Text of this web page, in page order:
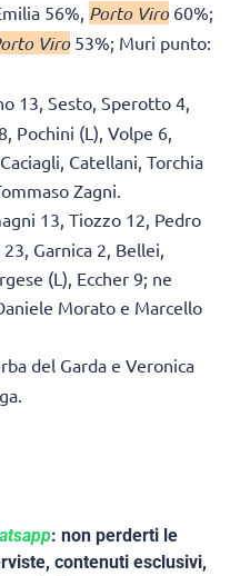
56%, Porto Viro60%;
Viro53%; Muri punto:
13, Sesto, Sperotto 4,
Pochini (L), Volpe 6,
Catellani, Torchia
Zagni.
13, Tiozzo 12, Pedro
Garnica 2, Bellei,
(L), Eccher 9; ne
Morato e Marcello
del Garda e Veronica
: non perderti le
contenuti esclusivi,